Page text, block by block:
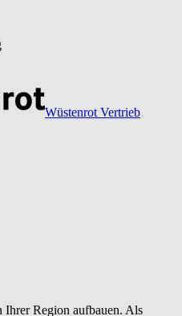
Wüstenrot Vertrieb
Region aufbauen. Als